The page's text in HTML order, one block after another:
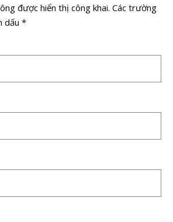
được hiển thị công khai. Các trường
dấu *